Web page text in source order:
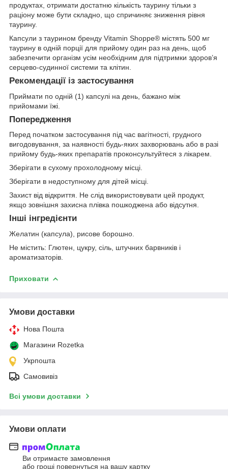
продуктах, отримати достатню кількість таурину тільки з
раціону може бути складно, що спричиняє зниження рівня
таурину.
Капсули з таурином бренду Vitamin Shoppe® містять 500 мг
таурину в одній порції для прийому один раз на день, щоб
забезпечити організм усім необхідним для підтримки здоров’я
серцево-судинної системи та клітин.
Рекомендації із застосування
Приймати по одній (1) капсулі на день, бажано між
прийомами їжі.
Попередження
Перед початком застосування під час вагітності, грудного
вигодовування, за наявності будь-яких захворювань або в разі
прийому будь-яких препаратів проконсультуйтеся з лікарем.
Зберігати в сухому прохолодному місці.
Зберігати в недоступному для дітей місці.
Захист від відкриття. Не слід використовувати цей продукт,
якщо зовнішня захисна плівка пошкоджена або відсутня.
Інші інгредієнти
Желатин (капсула), рисове борошно.
Не містить: Глютен, цукру, сіль, штучних барвників і
ароматизаторів.
Приховати
Умови доставки
Нова Пошта
Магазини Rozetka
Укрпошта
Самовивіз
Всі умови доставки
Умови оплати
Ви отримаєте замовлення
або гроші повернуться на вашу картку